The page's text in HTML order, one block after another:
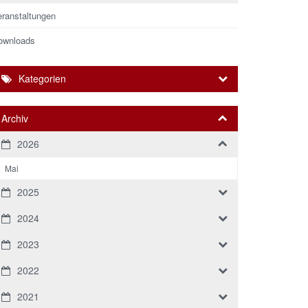
Kategorien
Archiv
2026
Mai
2025
2024
2023
2022
2021